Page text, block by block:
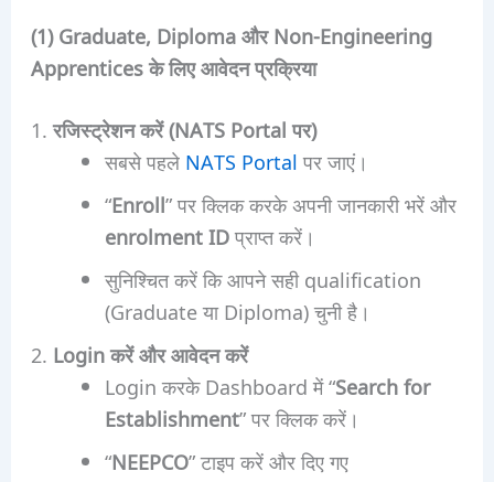
(1) Graduate, Diploma और Non-Engineering
Apprentices के लिए आवेदन प्रक्रिया
रजिस्ट्रेशन करें (NATS Portal पर)
सबसे पहले NATS Portalपर जाएं।
“Enroll” पर क्लिक करके अपनी जानकारी भरें और
enrolment IDप्राप्त करें।
सुनिश्चित करें कि आपने सही qualification
(Graduate या Diploma) चुनी है।
Login करें और आवेदन करें
Login करके Dashboard में “Search for
Establishment” पर क्लिक करें।
“NEEPCO” टाइप करें और दिए गए